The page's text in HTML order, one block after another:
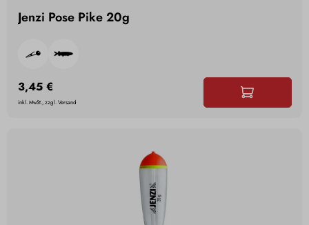
Jenzi Pose Pike 20g
3,45 €
inkl. MwSt., zzgl. Versand